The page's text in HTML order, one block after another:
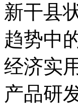
新干县
趋势中
经济实
产品研